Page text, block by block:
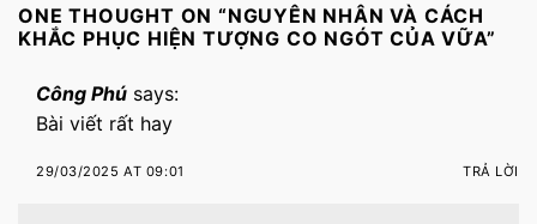
ONE THOUGHT ON “NGUYÊN NHÂN VÀ CÁCH
KHẮC PHỤC HIỆN TƯỢNG CO NGÓT CỦA VỮA”
Công Phú says:
Bài viết rất hay
29/03/2025 AT 09:01 TRẢ LỜI